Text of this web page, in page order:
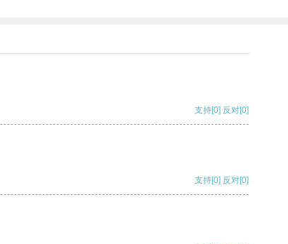
支持[0] 反对[0]
支持[0] 反对[0]